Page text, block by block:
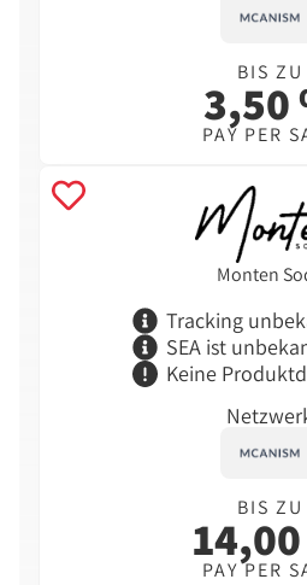
BIS ZU
3,50
PAY PER
Monten
Tracking
SEA ist
Keine
BIS ZU
PAY PER